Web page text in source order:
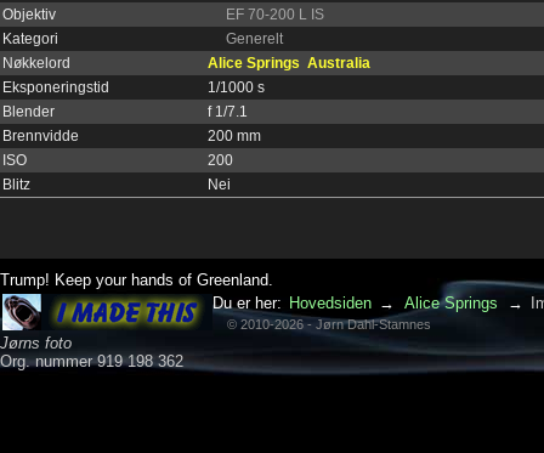
Objektiv
EF 70-200 L IS
Kategori
Generelt
Nøkkelord
Alice Springs Australia
Eksponeringstid
1/1000 s
Blender
f 1/7.1
Brennvidde
200 mm
ISO
200
Blitz
Nei
Trump! Keep your hands of Greenland.
Jørns foto
Org. nummer 919 198 362
Du er her: Hovedsiden → Alice Springs →
© 2010-2026 - Jørn Dahl-Stamnes